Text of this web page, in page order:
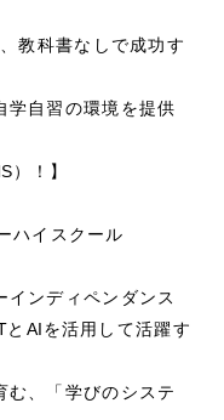
教科書なしで成功す
自習の環境を提供
）！】
ハイスクール
ンディペンダンス
と AIを活用して活躍す
、「学びのシステ